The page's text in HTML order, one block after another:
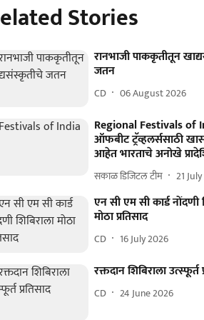
Stories
रानभाजी पाककृतीतून
जतन
CD 06 August 2026
Regional Festivals of
ऑफबीट ट्रॅव्हलर्ससाठी
आहेत भारताचे अनोखे
सकाळ डिजिटल टीम 21
एन सी एम सी कार्ड नोंदणी
मोठा प्रतिसाद
CD 16 July 2026
रक्तदान शिबिराला उत्स्फूर्त
CD 24 June 2026